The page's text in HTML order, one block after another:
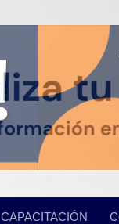
CAPACITACIÓN